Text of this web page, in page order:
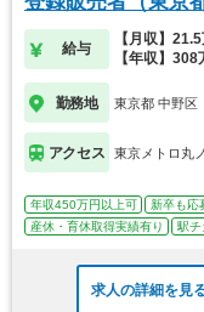
給与
【月収】
【年収】
勤務地 東京都 中野区
アクセス 東京メトロ丸
年収450万円以上可 新卒も応
産休・育休取得実績有り
駅チ
求人の詳細を見